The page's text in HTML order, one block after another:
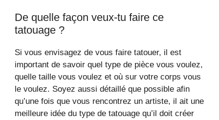
De quelle façon veux-tu faire ce
tatouage ?
Si vous envisagez de vous faire tatouer, il est
important de savoir quel type de pièce vous voulez,
quelle taille vous voulez et où sur votre corps vous
le voulez. Soyez aussi détaillé que possible afin
qu’une fois que vous rencontrez un artiste, il ait une
meilleure idée du type de tatouage qu’il doit créer